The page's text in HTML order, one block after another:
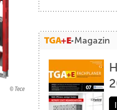
Tece
Magazin